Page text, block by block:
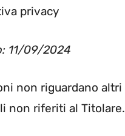
privacy
11/09/2024
non riguardano
non riferiti al Titolare.